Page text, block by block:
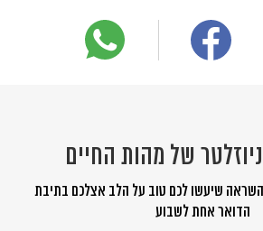
של מהות החיים
השראה שיעשו לכם טוב על הלב אצלכם בתיבת
הדואר אחת לשבוע